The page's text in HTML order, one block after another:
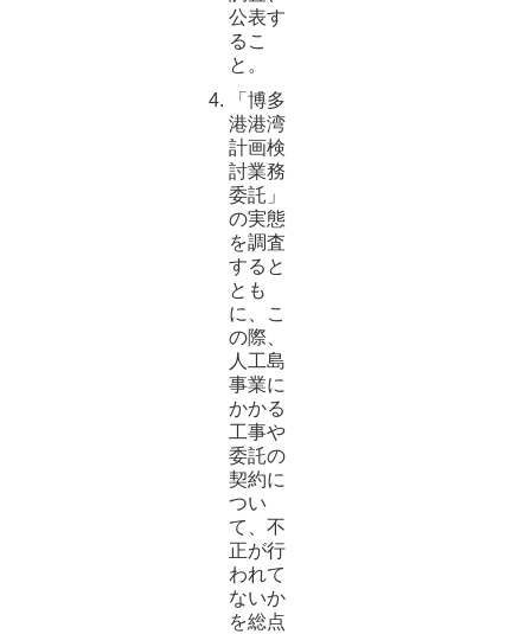
公表す
るこ
と。
「博多
港港湾
計画検
討業務
委託」
の実態
を調査
すると
とも
に、こ
の際、
人工島
事業に
かかる
工事や
委託の
契約に
つい
て、不
正が行
われて
ないか
を総点